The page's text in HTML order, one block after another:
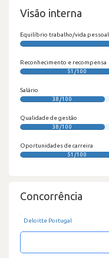
Visão interna
Equilíbrio trabalho/vida pessoal
Reconhecimento e recompensa
51/100
Salário
38/100
Qualidade de gestão
38/100
Oportunidades de carreira
51/100
Concorrência
Deloitte Portugal